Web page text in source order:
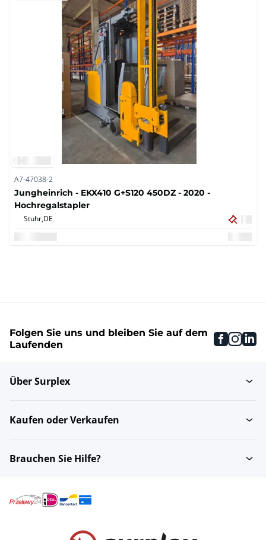
A7-47038-2
Jungheinrich - EKX410 G+S120 450DZ - 2020 -
Hochregalstapler
Stuhr,DE
Folgen Sie uns und bleiben Sie auf dem
Laufenden
Über Surplex
Kaufen oder Verkaufen
Brauchen Sie Hilfe?